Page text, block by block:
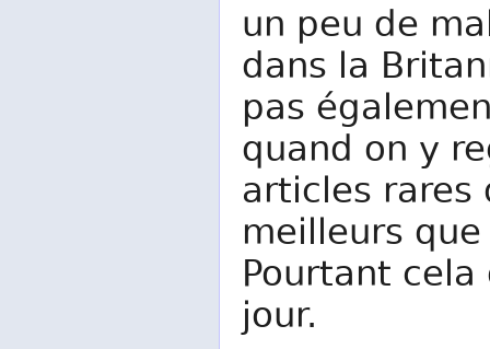
un peu de
dans la
pas
quand on y
articles rares
meilleurs
Pourtant
jour.